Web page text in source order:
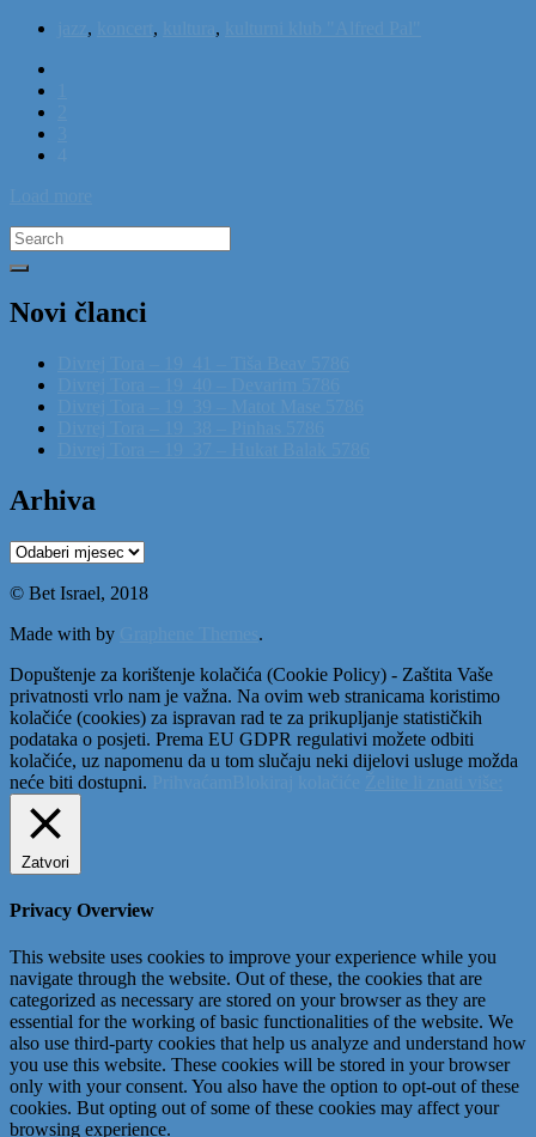
, , ,
Search
for:
Novi članci
Arhiva
Arhiva
© Bet Israel, 2018
Made with by
.
Dopuštenje za korištenje kolačića (Cookie Policy) - Zaštita Vaše
privatnosti vrlo nam je važna. Na ovim web stranicama koristimo
kolačiće (cookies) za ispravan rad te za prikupljanje statističkih
podataka o posjeti. Prema EU GDPR regulativi možete odbiti
kolačiće, uz napomenu da u tom slučaju neki dijelovi usluge možda
neće biti dostupni.
Zatvori
Privacy Overview
This website uses cookies to improve your experience while you
navigate through the website. Out of these, the cookies that are
categorized as necessary are stored on your browser as they are
essential for the working of basic functionalities of the website. We
also use third-party cookies that help us analyze and understand how
you use this website. These cookies will be stored in your browser
only with your consent. You also have the option to opt-out of these
cookies. But opting out of some of these cookies may affect your
browsing experience.